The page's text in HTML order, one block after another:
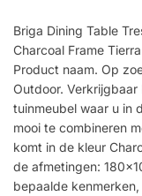
Briga Dining Table
Charcoal Frame
Product naam. Op
Outdoor. Verkrijgbaar
tuinmeubel waar u in
mooi te combineren
komt in de kleur
de afmetingen:
bepaalde